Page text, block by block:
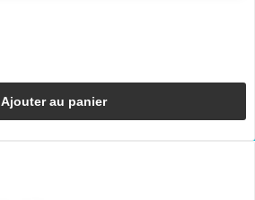
Ajouter au panier